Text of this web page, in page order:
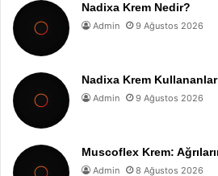
Nadixa Krem Nedir?
Admin 9 Ağustos 2026
Nadixa Krem
Admin 9 Ağustos 2026
Muscoflex Krem:
Admin 8 Ağustos 2026